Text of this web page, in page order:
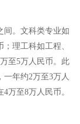
间。文科类专业如
理工科如工程、
至5万人民币。此
年约2万至3万人
万至8万人民币。